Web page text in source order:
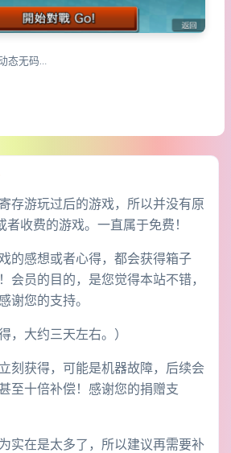
态无码…
存游玩过后的游戏，所以并没有原
收费的游戏。一直属于免费！
的感想或者心得，都会获得箱子
会员的目的，是您觉得本站不错，
谢您的支持。
，大约三天左右。）
刻获得，可能是机器故障，后续会
至十倍补偿！感谢您的捐赠支
实在是太多了，所以建议再需要补